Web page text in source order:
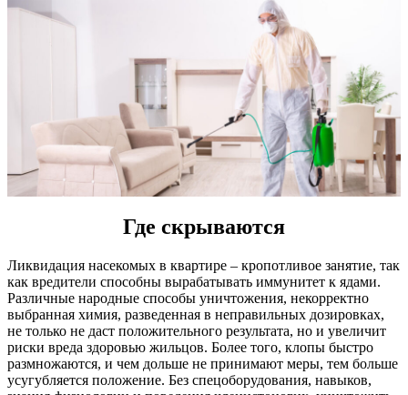
Где скрываются
Ликвидация насекомых в квартире – кропотливое занятие, так
как вредители способны вырабатывать иммунитет к ядами.
Различные народные способы уничтожения, некорректно
выбранная химия, разведенная в неправильных дозировках,
не только не даст положительного результата, но и увеличит
риски вреда здоровью жильцов. Более того, клопы быстро
размножаются, и чем дольше не принимают меры, тем больше
усугубляется положение. Без спецоборудования, навыков,